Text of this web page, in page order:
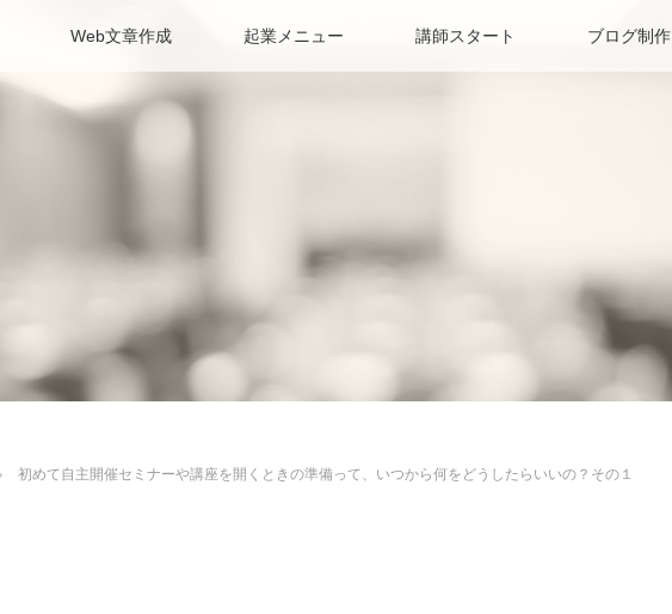
Web文章作成 起業メニュー 講師スタート ブログ制作
初めて自主開催セミナーや講座を開くときの準備って、いつから何をどうしたらいいの？その１